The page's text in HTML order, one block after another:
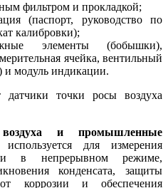
фильтром и прокладкой;
(паспорт, руководство по
калибровки);
элементы (бобышки),
ячейка, вентильный
и модуль индикации.
точки росы воздуха
и промышленные
для измерения
в непрерывном режиме,
конденсата, защиты
от коррозии и обеспечения